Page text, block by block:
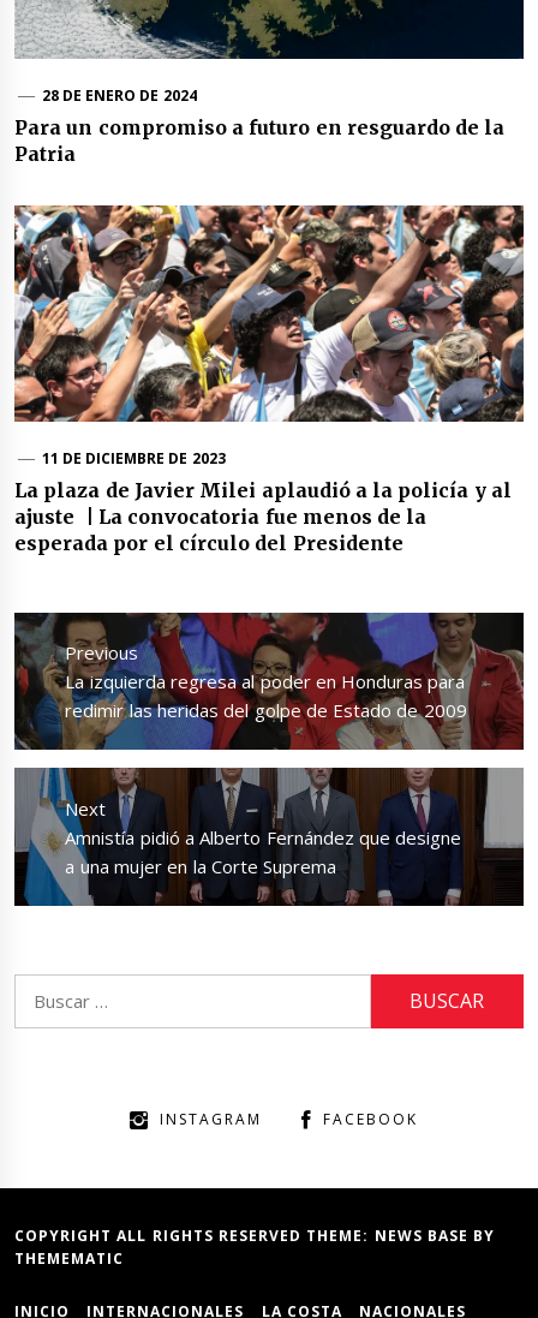
28 DE ENERO DE 2024
Para un compromiso a futuro en resguardo de la
Patria
11 DE DICIEMBRE DE 2023
La plaza de Javier Milei aplaudió a la policía y al
ajuste | La convocatoria fue menos de la
esperada por el círculo del Presidente
Navegación
de
entradas
Previous
Previous
post:
La izquierda regresa al poder en Honduras para
redimir las heridas del golpe de Estado de 2009
Next
Next
post:
Amnistía pidió a Alberto Fernández que designe
a una mujer en la Corte Suprema
INSTAGRAM FACEBOOK
COPYRIGHT ALL RIGHTS RESERVED THEME: NEWS BASE BY
THEMEMATIC
INICIO INTERNACIONALES LA COSTA NACIONALES